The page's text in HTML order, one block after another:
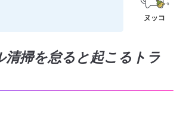
清掃を怠ると起こるトラ